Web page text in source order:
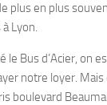
plus en plus
Lyon.
le Bus d’Acier, on
notre loyer.
boulevard